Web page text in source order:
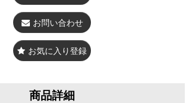
お問い合わせ
お気に入り登録
商品詳細